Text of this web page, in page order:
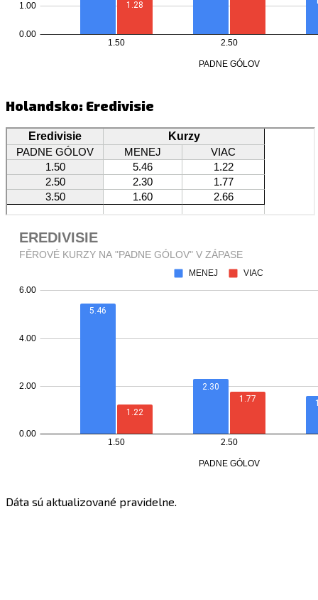
Holandsko: Eredivisie
Dáta sú aktualizované pravidelne.